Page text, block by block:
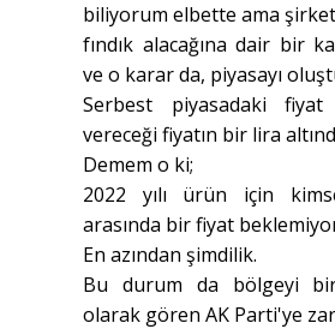
biliyorum elbette ama
fındık alacağına dair bir
ve o karar da, piyasayı
Serbest piyasadaki
vereceği fiyatın bir lira
Demem o ki;
2022 yılı ürün için
arasında bir fiyat
En azından şimdilik.
Bu durum da bölgeyi
olarak gören AK Parti'ye